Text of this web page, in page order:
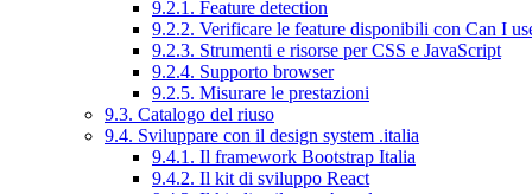
9.2.1. Feature detection
9.2.2. Verificare le feature disponibili con Can I
9.2.3. Strumenti e risorse per CSS e JavaScript
9.2.4. Supporto browser
9.2.5. Misurare le prestazioni
9.3. Catalogo del riuso
9.4. Sviluppare con il design system .italia
9.4.1. Il framework Bootstrap Italia
9.4.2. Il kit di sviluppo React